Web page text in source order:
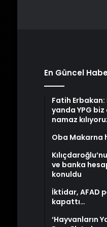
En Güncel
Fatih Erbakan:
yanda YPG biz
namaz
Oba Makarna
ve banka
konuldu
İktidar, AFAD
kapattı…
‘Hayvanların